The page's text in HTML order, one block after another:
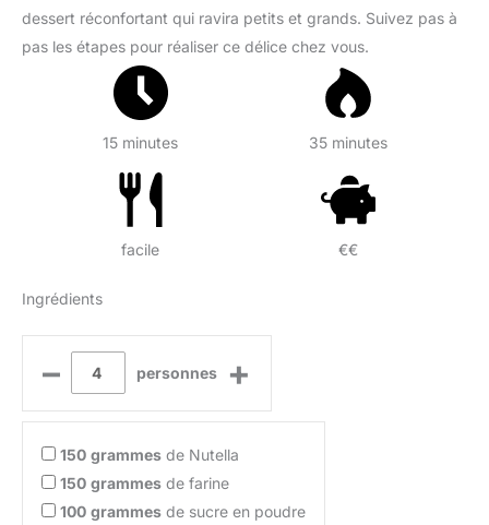
dessert réconfortant qui ravira petits et grands. Suivez pas à
pas les étapes pour réaliser ce délice chez vous.
15 minutes 35 minutes
facile €€
Ingrédients
– personnes +
150 grammes de Nutella
150 grammes de farine
100 grammes de sucre en poudre